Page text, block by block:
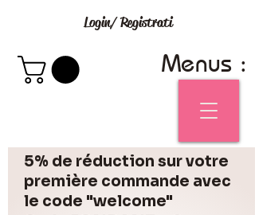
Login/ Registrati
Menus :
5% de réduction sur votre
première commande avec
le code "welcome"